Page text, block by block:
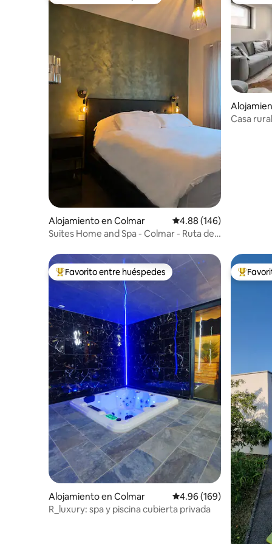
Alojamiento en Colmar Calificación promedio:
4.88 (146)
Suites Home and Spa - Colmar - Ruta del
Casa
Favorito entre huéspedes preferido
Favorito entre huéspedes
Alojamiento en Colmar Calificación promedio:
4.96 (169)
R_luxury: spa y piscina cubierta privada